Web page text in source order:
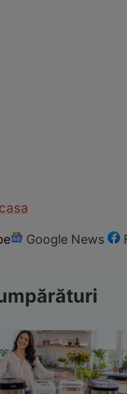
casa
Google News